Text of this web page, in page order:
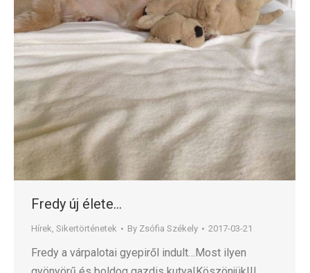
Fredy új élete…
Hírek, Sikertörténetek By Zsófia Székely 2017-03-21
Fredy a várpalotai gyepiről indult…Most ilyen